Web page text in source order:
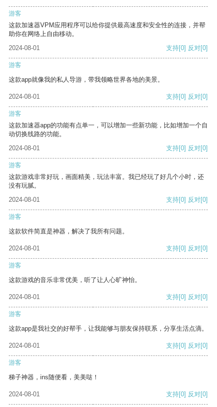
游客
这款加速器VPM应用程序可以给你提供最高速度和安全性的连接，并帮
助你在网络上自由移动。
2024-08-01
支持[0] 反对[0]
游客
这款app就像我的私人导游，带我领略世界各地的美景。
2024-08-01 支持[0] 反对[0]
游客
这款加速器app的功能有点单一，可以增加一些新功能，比如增加一个自
动切换线路的功能。
2024-08-01
支持[0] 反对[0]
游客
这款游戏非常好玩，画面精美，玩法丰富。我已经玩了好几个小时，还
没有玩腻。
2024-08-01
支持[0] 反对[0]
游客
这款软件简直是神器，解决了我所有问题。
2024-08-01 支持[0] 反对[0]
游客
这款游戏的音乐非常优美，听了让人心旷神怡。
2024-08-01 支持[0] 反对[0]
游客
这款app是我社交的好帮手，让我能够与朋友保持联系，分享生活点滴。
2024-08-01 支持[0] 反对[0]
游客
梯子神器，ins随便看，美美哒！
2024-08-01 支持[0] 反对[0]